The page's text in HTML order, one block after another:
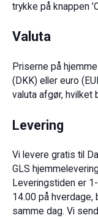
trykke på knappen
Valuta
Priserne på
(DKK) eller euro
valuta afgør, hvilket
Levering
Vi levere gratis til
GLS
Leveringstiden er
14.00 på
samme dag. Vi